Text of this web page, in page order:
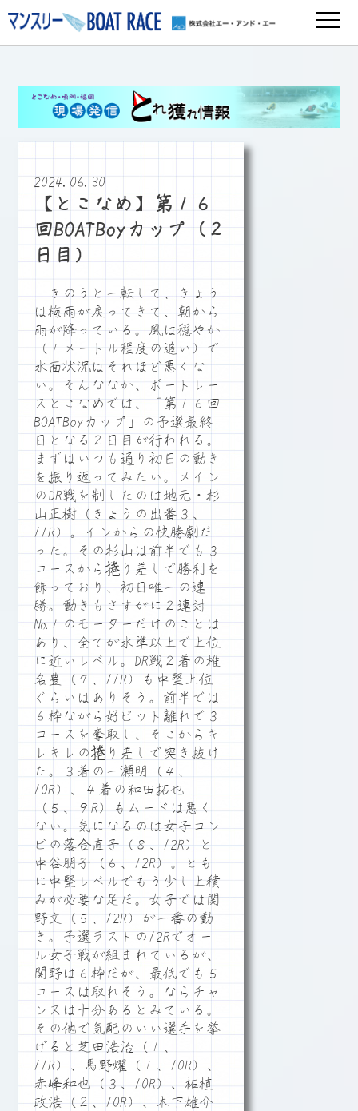
2024.06.30
【とこなめ】第１６
回BOATBoyカップ（２
日目）
きのうと一転して、きょう
は梅雨が戻ってきて、朝から
雨が降っている。風は穏やか
（１メートル程度の追い）で
水面状況はそれほど悪くな
い。そんななか、ボートレー
スとこなめでは、「第１６回
BOATBoyカップ」の予選最終
日となる２日目が行われる。
まずはいつも通り初日の動き
を振り返ってみたい。メイン
のDR戦を制したのは地元・杉
山正樹（きょうの出番３、
11R）。インからの快勝劇だ
った。その杉山は前半でも３
コースから捲り差しで勝利を
飾っており、初日唯一の連
勝。動きもさすがに２連対
№１のモーターだけのことは
あり、全てが水準以上で上位
に近いレベル。DR戦２着の椎
名豊（７、11R）も中堅上位
ぐらいはありそう。前半では
６枠ながら好ピット離れで３
コースを奪取し、そこからキ
レキレの捲り差しで突き抜け
た。３着の一瀬明（４、
10R）、４着の和田拓也
（５、９R）もムードは悪く
ない。気になるのは女子コン
ビの落合直子（８、12R）と
中谷朋子（６、12R）。とも
に中堅レベルでもう少し上積
みが必要な足だ。女子では関
野文（５、12R）が一番の動
き。予選ラストの12Rでオー
ル女子戦が組まれているが、
関野は６枠だが、最低でも５
コースは取れそう。ならチャ
ンスは十分あるとみている。
その他で気配のいい選手を挙
げると芝田浩治（１、
11R）、馬野燿（１、10R）、
赤峰和也（３、10R）、柘植
政浩（２、10R）、木下雄介